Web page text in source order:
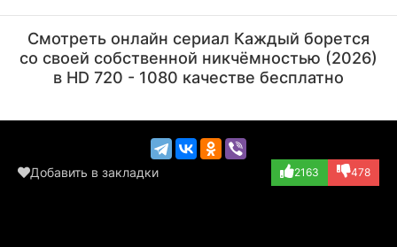
(Park Gyeong-se)
(Hwang Jin-man)
Смотреть онлайн сериал Каждый борется
со своей собственной никчёмностью (2026)
в HD 720 - 1080 качестве бесплатно
Добавить в закладки 2163 478